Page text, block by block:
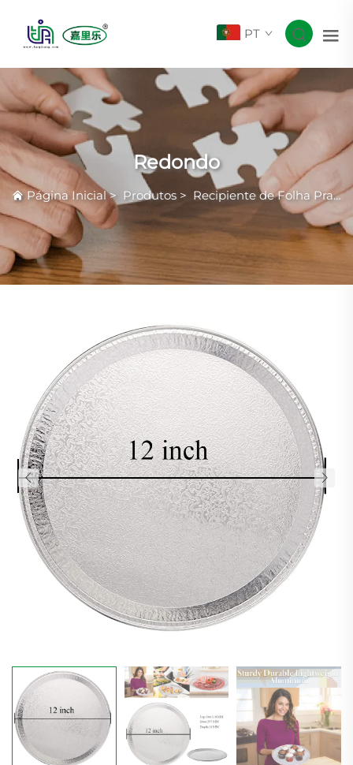
PT
Redondo
Página Inicial> Produtos > Recipiente de Folha Prateada com Rugas Comuns